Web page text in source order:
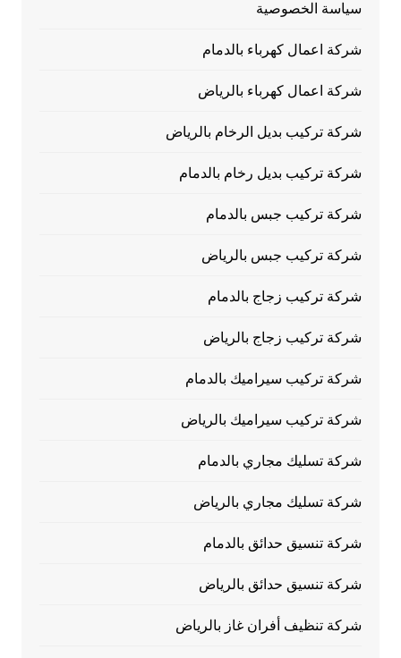
سياسة الخصوصية
شركة اعمال كهرباء بالدمام
شركة اعمال كهرباء بالرياض
شركة تركيب بديل الرخام بالرياض
شركة تركيب بديل رخام بالدمام
شركة تركيب جبس بالدمام
شركة تركيب جبس بالرياض
شركة تركيب زجاج بالدمام
شركة تركيب زجاج بالرياض
شركة تركيب سيراميك بالدمام
شركة تركيب سيراميك بالرياض
شركة تسليك مجاري بالدمام
شركة تسليك مجاري بالرياض
شركة تنسيق حدائق بالدمام
شركة تنسيق حدائق بالرياض
شركة تنظيف أفران غاز بالرياض